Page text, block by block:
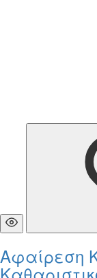
Αφαίρεση